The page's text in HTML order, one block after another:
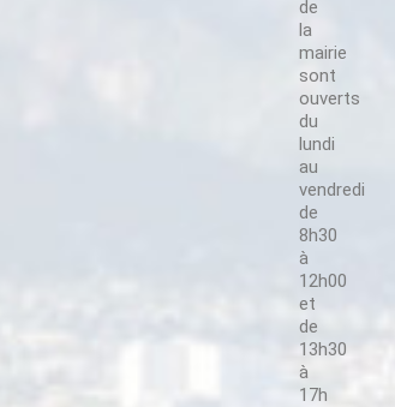
de
la
mairie
sont
ouverts
du
lundi
au
vendredi
de
8h30
à
12h00
et
de
13h30
à
17h